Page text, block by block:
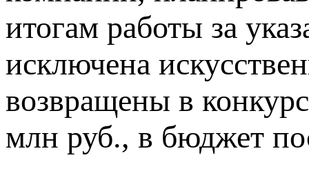
итогам работы за
исключена
возвращены в
млн руб., в бюджет